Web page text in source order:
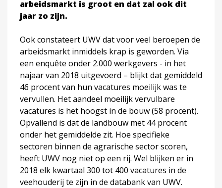
arbeidsmarkt is groot en dat zal ook dit
jaar zo zijn.
Ook constateert UWV dat voor veel beroepen de
arbeidsmarkt inmiddels krap is geworden. Via
een enquête onder 2.000 werkgevers - in het
najaar van 2018 uitgevoerd – blijkt dat gemiddeld
46 procent van hun vacatures moeilijk was te
vervullen. Het aandeel moeilijk vervulbare
vacatures is het hoogst in de bouw (58 procent).
Opvallend is dat de landbouw met 44 procent
onder het gemiddelde zit. Hoe specifieke
sectoren binnen de agrarische sector scoren,
heeft UWV nog niet op een rij. Wel blijken er in
2018 elk kwartaal 300 tot 400 vacatures in de
veehouderij te zijn in de databank van UWV.